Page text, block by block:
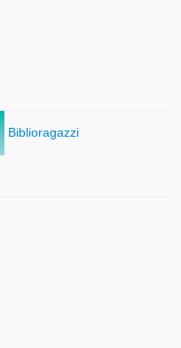
Biblioragazzi